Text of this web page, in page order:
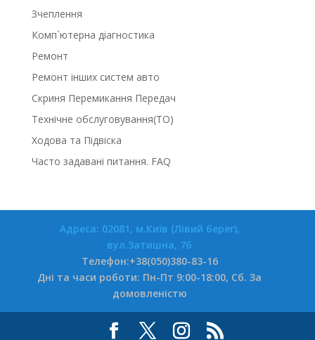
Зчеплення
Комп`ютерна діагностика
Ремонт
Ремонт інших систем авто
Скриня Перемикання Передач
Технічне обслуговування(ТО)
Ходова та Підвіска
Часто задавані питання. FAQ
Адреса: 02081, м.Київ (Лівий берег),
вул.Затишна, 7б
Телефон:+38(050)380-83-16
Дні та часи роботи: Пн-Пт 9:00-18:00, Сб. За
домовленістю